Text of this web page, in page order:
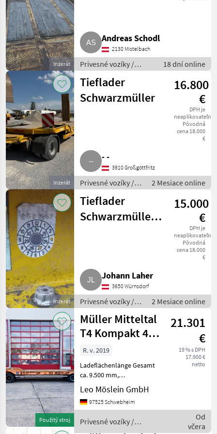
Inzerát
Andreas Schodl
2130 Mistelbach
Privesné vozíky /
Trailer
18 dní online
Inzerát
Tieflader
Schwarzmüller
16.800
€
DPH je
neaplikovateľné
Pôvodná
cena 18.000
€
- -
3910 Großgöttfritz
Privesné vozíky /
Trailer
2 Mesiace online
Inzerát
Tieflader
Schwarzmüller
15.000
€
DPH je
neaplikovateľné
Pôvodná
cena 18.000
€
Johann Laher
3650 Würnsdorf
Privesné vozíky /
Trailer
2 Mesiace online
Použitý stroj
Müller Mitteltal
T4 Kompakt 40,0
4 Achs Tieflader-
Anhä
21.301
€
19 % s DPH
17.900 €
netto
R. v. 2019
Ladeflächenlänge Gesamt
ca. 9.500 mm,
Ladeflächenlänge Tiefbett
ca. 7.360 mm, Ladehöhe ca.
910 mm, 14 Paar Zurrösen,
Kundenauftrag angeboten
Leo Möslein GmbH
97525 Schwebheim
Privesné vozíky /
Schwarzmüller
Od
včera